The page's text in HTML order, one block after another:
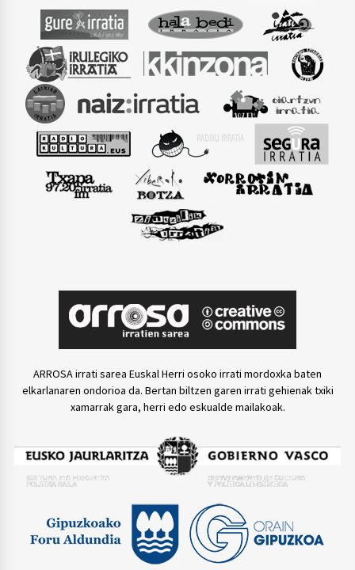
ARROSA irrati sarea Euskal Herri osoko irrati mordoxka baten
elkarlanaren ondorioa da. Bertan biltzen garen irrati gehienak txiki
xamarrak gara, herri edo eskualde mailakoak.